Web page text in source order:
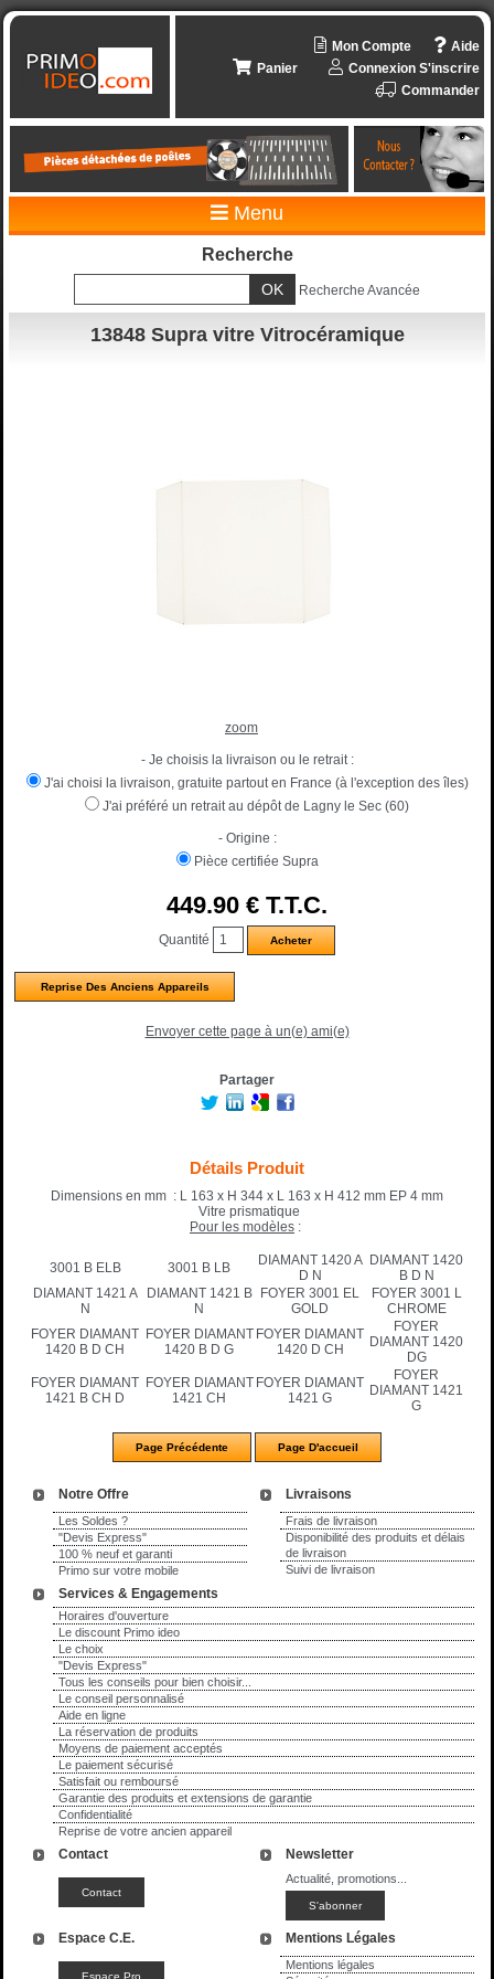
Aide
Mon Compte
Connexion S'inscrire
Panier
Commander
Menu
Notre Offre
Les Soldes ?
"Devis Express"
100 % neuf et garanti
Primo sur votre mobile
Livraisons
Frais de livraison
Disponibilité des produits et délais
de livraison
Suivi de livraison
Services & Engagements
Horaires d'ouverture
Le discount Primo ideo
Le choix
"Devis Express"
Tous les conseils pour bien choisir...
Le conseil personnalisé
Aide en ligne
La réservation de produits
Moyens de paiement acceptés
Le paiement sécurisé
Satisfait ou remboursé
Garantie des produits et extensions de garantie
Confidentialité
Reprise de votre ancien appareil
Recherche
Recherche Avancée
Contact Newsletter
Actualité, promotions...
Espace C.E. Mentions Légales
Mentions légales
13848 Supra vitre Vitrocéramique
zoom
- Je choisis la livraison ou le retrait :
J'ai choisi la livraison, gratuite partout en France (à l'exception des îles)
J'ai préféré un retrait au dépôt de Lagny le Sec (60)
- Origine :
Pièce certifiée Supra
449.90 € T.T.C.
Quantité
Reprise Des Anciens Appareils
Envoyer cette page à un(e) ami(e)
Partager
Détails Produit
Dimensions en mm : L 163 x H 344 x L 163 x H 412 mm EP 4 mm
Vitre prismatique
Pour les modèles :
3001 B ELB 3001 B LB
DIAMANT 1420 A
D N
DIAMANT 1420
B D N
DIAMANT 1421 A
N
DIAMANT 1421 B
N
FOYER 3001 EL
GOLD
FOYER 3001 L
CHROME
FOYER DIAMANT
1420 B D CH
FOYER DIAMANT
1420 B D G
FOYER DIAMANT
1420 D CH
FOYER
DIAMANT 1420
DG
FOYER DIAMANT
1421 B CH D
FOYER DIAMANT
1421 CH
FOYER DIAMANT
1421 G
FOYER
DIAMANT 1421
G